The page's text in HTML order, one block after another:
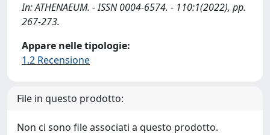
In: ATHENAEUM. - ISSN 0004-6574. - 110:1(2022), pp.
267-273.
Appare nelle tipologie:
1.2 Recensione
File in questo prodotto:
Non ci sono file associati a questo prodotto.